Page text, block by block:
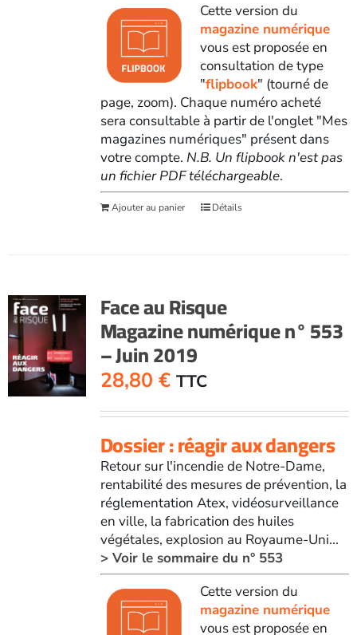
Cette version du
magazine numérique
vous est proposée en
consultation de type
"flipbook" (tourné de
page, zoom). Chaque numéro acheté
sera consultable à partir de l'onglet "Mes
magazines numériques" présent dans
votre compte. N.B. Un flipbook n'est pas
un fichier PDF téléchargeable.
Ajouter au panier Détails
Face au Risque
Magazine numérique n° 553
– Juin 2019
28,80 € TTC
Dossier : réagir aux dangers
Retour sur l'incendie de Notre-Dame,
rentabilité des mesures de prévention, la
réglementation Atex, vidéosurveillance
en ville, la fabrication des huiles
végétales, explosion au Royaume-Uni...
> Voir le sommaire du n° 553
Cette version du
magazine numérique
vous est proposée en